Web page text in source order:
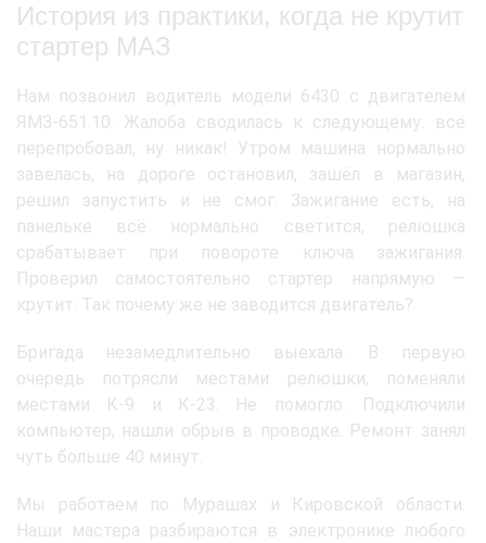
История из практики, когда не крутит
стартер МАЗ
Нам позвонил водитель модели 6430 с двигателем
ЯМЗ-651.10. Жалоба сводилась к следующему: всё
перепробовал, ну никак! Утром машина нормально
завелась, на дороге остановил, зашёл в магазин,
решил запустить и не смог. Зажигание есть, на
панельке всё нормально светится, релюшка
срабатывает при повороте ключа зажигания.
Проверил самостоятельно стартер напрямую —
крутит. Так почему же не заводится двигатель?
Бригада незамедлительно выехала. В первую
очередь потрясли местами релюшки, поменяли
местами К-9 и К-23. Не помогло. Подключили
компьютер, нашли обрыв в проводке. Ремонт занял
чуть больше 40 минут.
Мы работаем по Мурашах и Кировской области.
Наши мастера разбираются в электронике любого